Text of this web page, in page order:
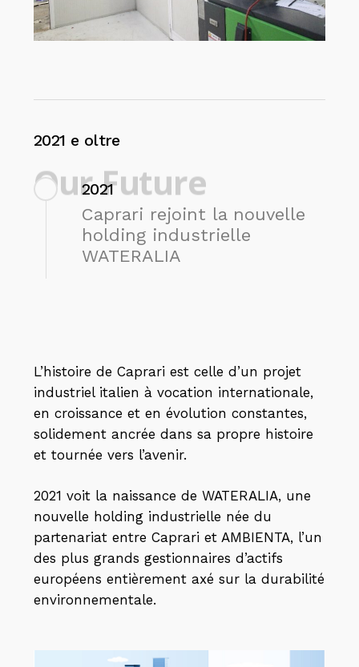
2021 e oltre
Our Future
2021
Caprari rejoint la nouvelle
holding industrielle
WATERALIA
L’histoire de Caprari est celle d’un projet
industriel italien à vocation internationale,
en croissance et en évolution constantes,
solidement ancrée dans sa propre histoire
et tournée vers l’avenir.
2021 voit la naissance de WATERALIA, une
nouvelle holding industrielle née du
partenariat entre Caprari et AMBIENTA, l’un
des plus grands gestionnaires d’actifs
européens entièrement axé sur la durabilité
environnementale.